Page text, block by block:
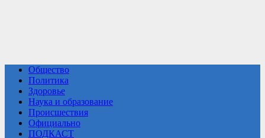
Общество
Политика
Здоровье
Наука и образование
Происшествия
Официально
ПОДКАСТ